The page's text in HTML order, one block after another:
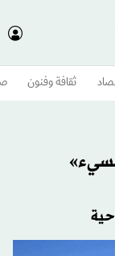
ثقافة وفنون